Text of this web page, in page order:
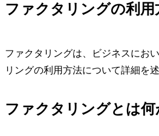
ファクタリングの利用
ファクタリングは、ビジネスにお
リングの利用方法について詳細を述
ファクタリングとは何